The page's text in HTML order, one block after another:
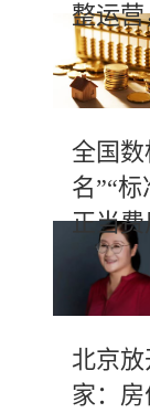
整运
全国数
名”“
正当费
北京
家：